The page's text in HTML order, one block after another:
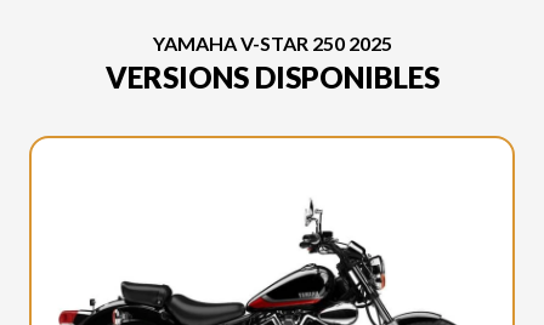
YAMAHA V-STAR 250 2025
VERSIONS DISPONIBLES